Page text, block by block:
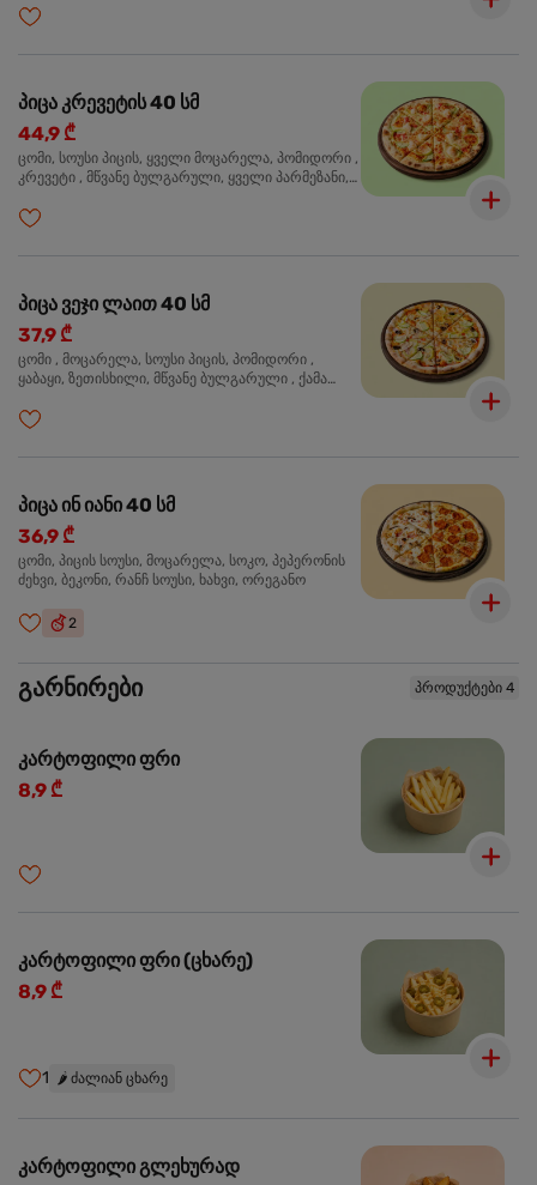
ხალაპენიო, ორეგანო
პიცა კრევეტის 40 სმ
44,9 ₾
ცომი, სოუსი პიცის, ყველი მოცარელა, პომიდორი ,
კრევეტი , მწვანე ბულგარული, ყველი პარმეზანი,
პიცა ვეჯი ლაით 40 სმ
37,9 ₾
ცომი , მოცარელა, სოუსი პიცის, პომიდორი ,
ყაბაყი, ზეთისხილი, მწვანე ბულგარული , ქამა
პიცა ინ იანი 40 სმ
36,9 ₾
ცომი, პიცის სოუსი, მოცარელა, სოკო, პეპერონის
ძეხვი, ბეკონი, რანჩ სოუსი, ხახვი, ორეგანო
2
გარნირები პროდუქტები 4
კარტოფილი ფრი
8,9 ₾
კარტოფილი ფრი (ცხარე)
8,9 ₾
1 🌶️ ძალიან ცხარე
კარტოფილი გლეხურად